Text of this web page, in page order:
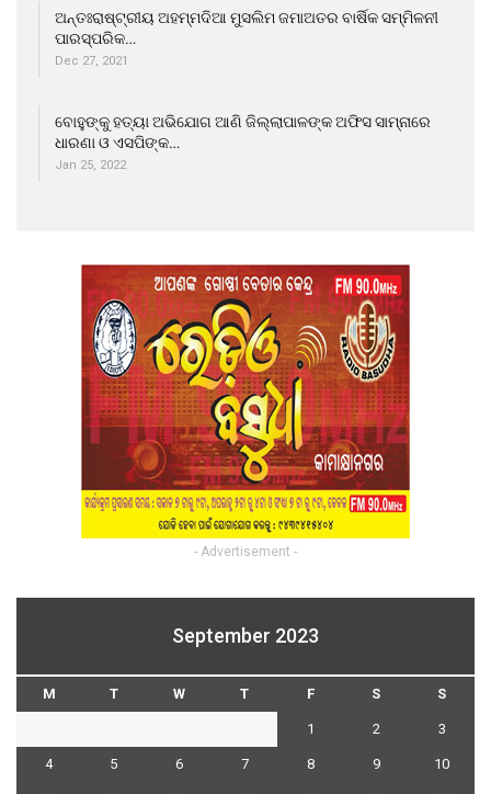
ଅନ୍ତଃରାଷ୍ଟ୍ରୀୟ ଅହମ୍ମଦିଆ ମୁସଲିମ ଜମାଅତର ବାର୍ଷିକ ସମ୍ମିଳନୀ
ପାରସ୍ପରିକ…
Dec 27, 2021
ବୋହୁଙ୍କୁ ହତ୍ୟା ଅଭିଯୋଗ ଆଣି ଜିଲ୍ଲାପାଳଙ୍କ ଅଫିସ ସାମ୍ନାରେ
ଧାରଣା ଓ ଏସପିଙ୍କ…
Jan 25, 2022
- Advertisement -
September 2023
M T W T F S S
1 2 3
4 5 6 7 8 9 10